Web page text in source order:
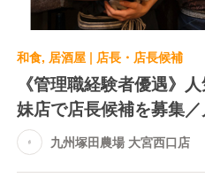
【料理と食材へのこだわり
九州塚田農場の代名詞で
鶏、新得地鶏、黒さつま
す。
それぞれに異なる特徴と魅
養鶏、加工、店舗まで自社
和食, 居酒屋 | 店長・店長候補
《管理職経験者優遇》
妹店で店長候補を募集
九州塚田農場 大宮西口店